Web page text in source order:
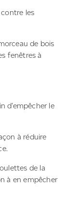
les
de bois
fenêtres à
d’empêcher le
à réduire
de la
à en empêcher